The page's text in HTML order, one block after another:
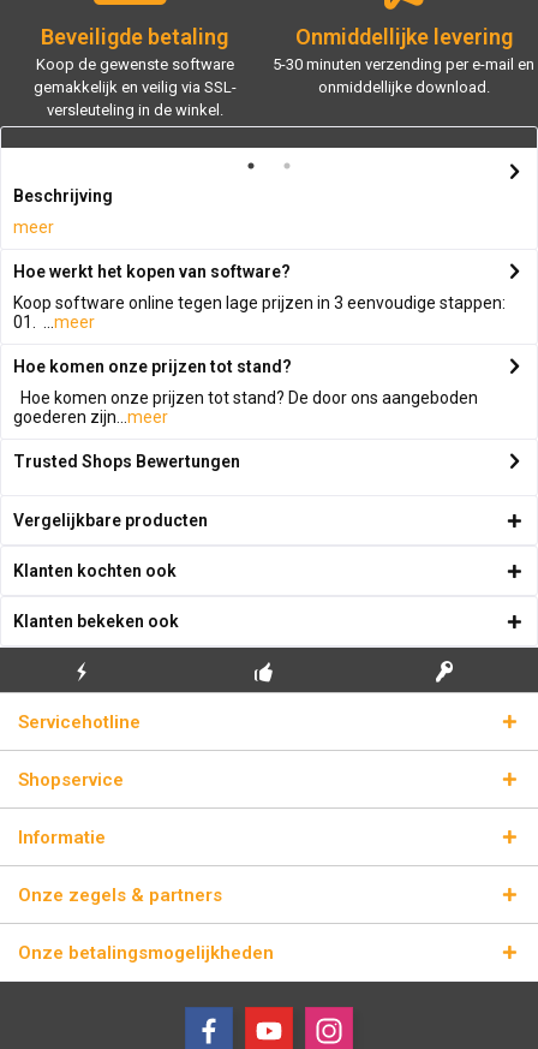
Beveiligde betaling
Koop de gewenste software
gemakkelijk en veilig via SSL-
versleuteling in de winkel.
Onmiddellijke levering
5-30 minuten verzending per e-mail en
onmiddellijke download.
Beschrijving
meer
Hoe werkt het kopen van software?
Koop software online tegen lage prijzen in 3 eenvoudige stappen:
01. ... meer
Hoe komen onze prijzen tot stand?
Hoe komen onze prijzen tot stand? De door ons aangeboden
goederen zijn... meer
Trusted Shops Bewertungen
Vergelijkbare producten
Klanten kochten ook
Klanten bekeken ook
BLIKSEMVERZENDING
LICENTIESLEUTELS
Servicehotline
Shopservice
Informatie
Onze zegels & partners
Onze betalingsmogelijkheden